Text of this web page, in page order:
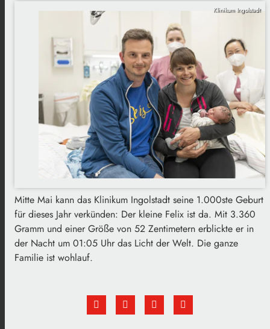
Klinikum Ingolstadt
Mitte Mai kann das Klinikum Ingolstadt seine 1.000ste Geburt
für dieses Jahr verkünden: Der kleine Felix ist da. Mit 3.360
Gramm und einer Größe von 52 Zentimetern erblickte er in
der Nacht um 01:05 Uhr das Licht der Welt. Die ganze
Familie ist wohlauf.